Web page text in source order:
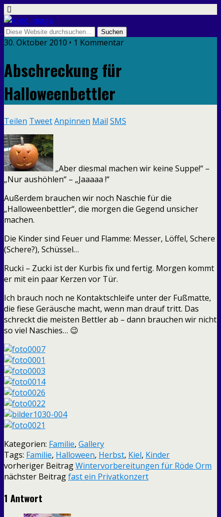
30. Oktober 2010 • 1 Kommentar
Abschreckung für
Halloweenbettler
Teilen TweetAnpinnen Mail SMS
„Aber diesmal machen wir keine Suppe!“ –
„Nur aushöhlen“ – „Jaaaaa !“
Außerdem brauchen wir noch Naschie für die
„Halloweenbettler“, die morgen die Gegend unsicher
machen.
Die Kinder sind Feuer und Flamme: Messer, Löffel, Schere
(Schere?), Schüssel…
Rucki – Zucki ist der Kurbis fix und fertig. Morgen kommt
er mit ein paar Kerzen vor Tür.
Ich brauch noch ne Kontaktschleife unter der Fußmatte,
die fiese Geräusche macht, wenn man drauf tritt. Das
schreckt die meisten Bettler ab – dann brauchen wir nicht
so viel Naschies… 😉
Kategorien: Familie, Gallery
Tags: Familie, Halloween, Herbst, Kiel, Kinder
vorheriger BeitragWintervorbereitungen für Röde Orm
nächster Beitragfast ein Privatkonzert
1 Antwort